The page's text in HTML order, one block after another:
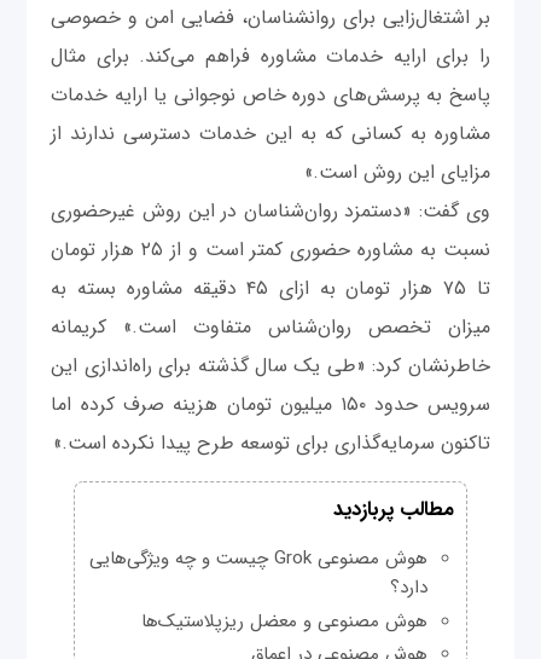
بر اشتغال‌زایی برای روانشناسان، فضایی امن و خصوصی
را برای ارایه خدمات مشاوره فراهم می‌کند. برای مثال
پاسخ به پرسش‌های دوره خاص نوجوانی یا ارایه خدمات
مشاوره به کسانی که به این خدمات دسترسی ندارند از
مزایای این روش است.»
وی گفت: «دستمزد روان‌شناسان در این روش غیرحضوری
نسبت به مشاوره حضوری کمتر است و از ۲۵ هزار تومان
تا ۷۵ هزار تومان به ازای ۴۵ دقیقه مشاوره بسته به
میزان تخصص روان‌شناس متفاوت است.» کریمانه
خاطرنشان کرد: «طی یک سال گذشته برای راه‌اندازی این
سرویس حدود ۱۵۰ میلیون تومان هزینه‌ صرف کرده اما
تاکنون سرمایه‌گذاری برای توسعه طرح پیدا نکرده است.»
مطالب پربازدید
هوش مصنوعی Grok چیست و چه ویژگی‌هایی
دارد؟
هوش مصنوعی و معضل ریزپلاستیک‌ها